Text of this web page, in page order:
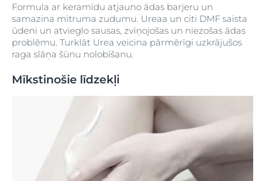
Formula ar keramīdu atjauno ādas barjeru un
samazina mitruma zudumu. Ureaa un citi DMF saista
ūdeni un atvieglo sausas, zvīņojošas un niezošas ādas
problēmu. Turklāt Urea veicina pārmērīgi uzkrājušos
raga slāņa šūnu nolobīšanu.
Mīkstinošie līdzekļi